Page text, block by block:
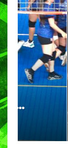
CIUDAD
de
28/07/